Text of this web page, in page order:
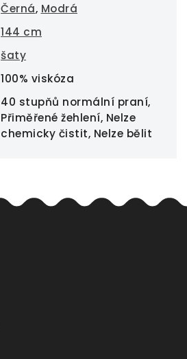
Černá, Modrá
144 cm
šaty
100% viskóza
40 stupňů normální praní,
Přiměřené žehlení, Nelze
chemicky čistit, Nelze bělit